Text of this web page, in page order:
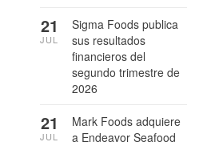
Sigma Foods publica
sus resultados
financieros del
segundo trimestre de
2026
21
JUL
Mark Foods adquiere
a Endeavor Seafood
21
JUL